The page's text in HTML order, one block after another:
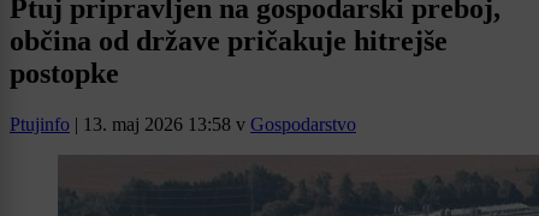
Ptuj pripravljen na gospodarski preboj,
občina od države pričakuje hitrejše
postopke
Ptujinfo | 13. maj 2026 13:58 v Gospodarstvo